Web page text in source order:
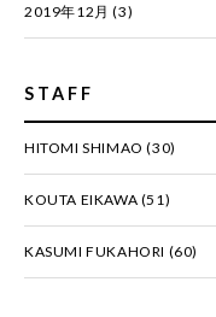
2019年12月 (3)
STAFF
HITOMI SHIMAO (30)
KOUTA EIKAWA (51)
KASUMI FUKAHORI (60)